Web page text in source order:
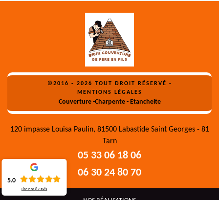
©2016 - 2026 TOUT DROIT RÉSERVÉ -
MENTIONS LÉGALES
Couverture -Charpente - Etancheite
120 impasse Louisa Paulin, 81500 Labastide Saint Georges - 81
Tarn
05 33 06 18 06
06 30 24 80 70
5.0
Lire nos87 avis